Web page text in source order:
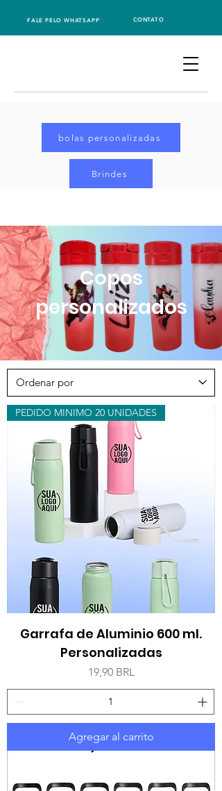
FALE PELO WHATSAPP CONTATO
bolas personalizadas
Brindes
Copos
personalizados
PEDIDO MINIMO 20 UNIDADES
Garrafa de Aluminio 600 ml.
Personalizadas
Precio
19,90 BRL
Agregar al carrito